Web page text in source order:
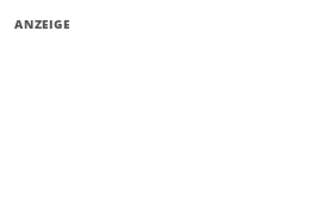
ANZEIGE